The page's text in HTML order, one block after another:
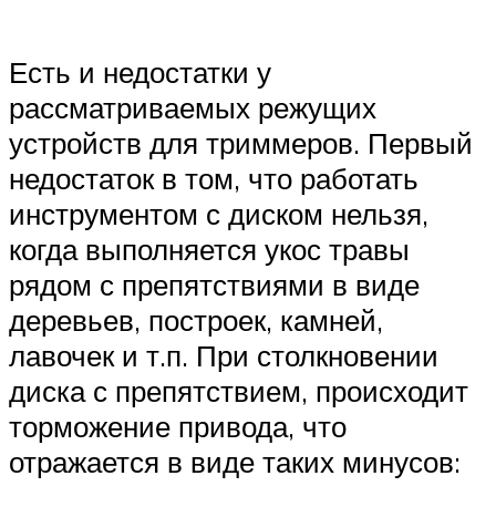
Есть и недостатки у
рассматриваемых режущих
устройств для триммеров. Первый
недостаток в том, что работать
инструментом с диском нельзя,
когда выполняется укос травы
рядом с препятствиями в виде
деревьев, построек, камней,
лавочек и т.п. При столкновении
диска с препятствием, происходит
торможение привода, что
отражается в виде таких минусов: